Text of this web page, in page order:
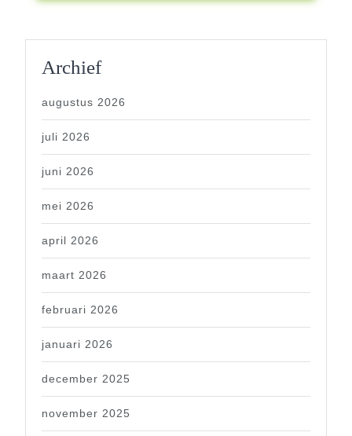
Archief
augustus 2026
juli 2026
juni 2026
mei 2026
april 2026
maart 2026
februari 2026
januari 2026
december 2025
november 2025